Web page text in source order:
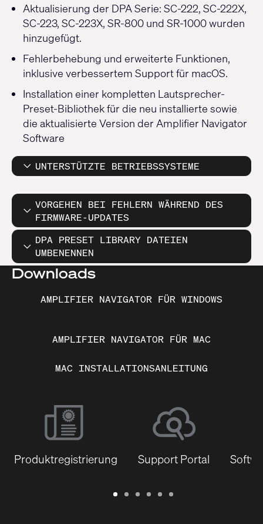
Aktualisierung der DPA Serie: SC-222, SC-222X,
SC-223, SC-223X, SR-800 und SR-1000 wurden
hinzugefügt.
Fehlerbehebung und erweiterte Funktionen,
inklusive verbessertem Support für macOS.
Installation einer kompletten Lautsprecher-
Preset-Bibliothek für die neu installierte sowie
die aktualisierte Version der Amplifier Navigator
Software
UNTERSTÜTZTE BETRIEBSSYSTEME
VORGEHEN BEI FEHLERN WÄHREND DES
FIRMWARE-UPDATES
DPA PRESET LIBRARY DATEIEN
UMBENENNEN
Downloads
AMPLIFIER NAVIGATOR FÜR WINDOWS
AMPLIFIER NAVIGATOR FÜR MAC
MAC INSTALLATIONSANLEITUNG
Produktregistrierung Support Portal
Garantie
Support
Software
Schulungen
Dokumentenbibliothek
Q-